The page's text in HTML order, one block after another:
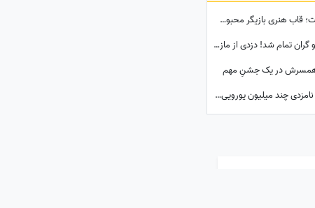
نیوشا ضیغمی با چهره‌ای متفاوت در دل طبیعت؛ قاب هنری بازیگر محبوب کنار کلبه چوبی
حضور مازیار لرستانی در ختم اکبر عبدی برای او گران تمام شد! دزدی از مازیار لرستانی اونم تو روز روشن!
همسرش در یک جشنِ مهم
حسادت کودکانه دختربچه جورجینا به انگشتر نامزدی چند میلیون یورویی مادرش که رونالدو به او هدیه داده بود!